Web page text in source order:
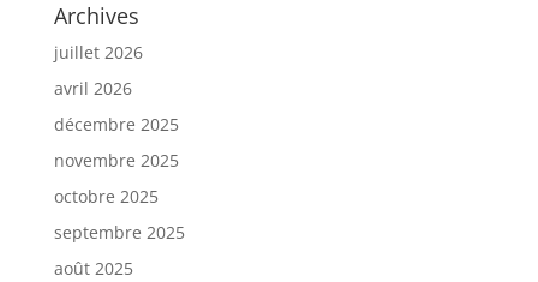
Archives
juillet 2026
avril 2026
décembre 2025
novembre 2025
octobre 2025
septembre 2025
août 2025